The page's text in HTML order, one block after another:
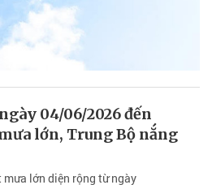
04/06/2026 đến
lớn, Trung Bộ nắng
mưa lớn diện rộng từ ngày